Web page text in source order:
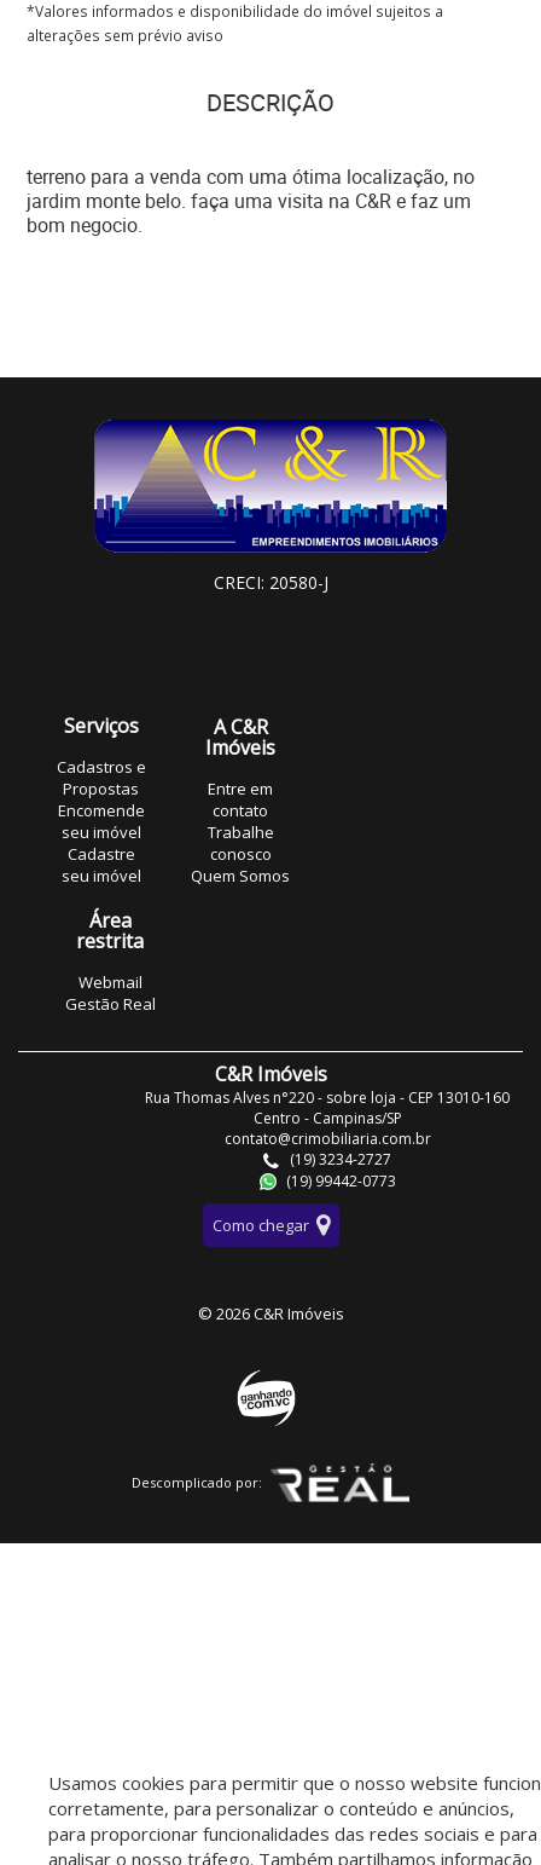
*Valores informados e disponibilidade do imóvel sujeitos a
alterações sem prévio aviso
DESCRIÇÃO
terreno para a venda com uma ótima localização, no
jardim monte belo. faça uma visita na C&R e faz um
bom negocio.
CRECI: 20580-J
Serviços
Cadastros e
Propostas
Encomende
seu imóvel
Cadastre
seu imóvel
A C&R
Imóveis
Entre em
contato
Trabalhe
conosco
Quem Somos
Área
restrita
Webmail
Gestão Real
C&R Imóveis
Rua Thomas Alves n°220 - sobre loja - CEP 13010-160
Centro - Campinas/SP
contato@crimobiliaria.com.br
(19) 3234-2727
(19) 99442-0773
Como chegar
© 2026 C&R Imóveis
Descomplicado por:
Usamos cookies para permitir que o nosso website
corretamente, para personalizar o conteúdo e anúncios,
para proporcionar funcionalidades das redes sociais e para
analisar o nosso tráfego. Também partilhamos informação